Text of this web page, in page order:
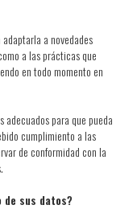
adaptarla a novedades
a las prácticas que
en todo momento en
para que pueda
cumplimiento a las
de conformidad con la
de sus datos?